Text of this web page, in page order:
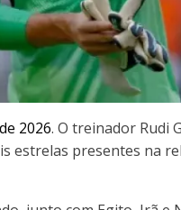
2026. O treinador Rudi
estrelas presentes na